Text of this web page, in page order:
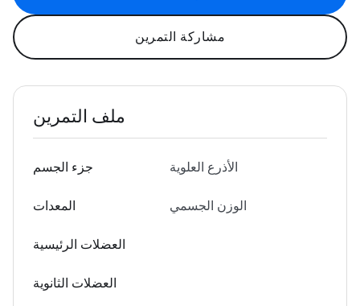
مشاركة التمرين
ملف التمرين
جزء الجسم الأذرع العلوية
المعدات الوزن الجسمي
العضلات الرئيسية
العضلات الثانوية